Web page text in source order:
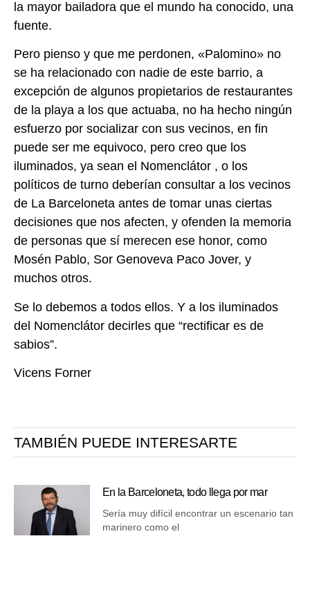
la mayor bailadora que el mundo ha conocido, una
fuente.
Pero pienso y que me perdonen, «Palomino» no
se ha relacionado con nadie de este barrio, a
excepción de algunos propietarios de restaurantes
de la playa a los que actuaba, no ha hecho ningún
esfuerzo por socializar con sus vecinos, en fin
puede ser me equivoco, pero creo que los
iluminados, ya sean el Nomenclátor , o los
políticos de turno deberían consultar a los vecinos
de La Barceloneta antes de tomar unas ciertas
decisiones que nos afecten, y ofenden la memoria
de personas que sí merecen ese honor, como
Mosén Pablo, Sor Genoveva Paco Jover, y
muchos otros.
Se lo debemos a todos ellos. Y a los iluminados
del Nomenclátor decirles que “rectificar es de
sabios”.
Vicens Forner
TAMBIÉN PUEDE INTERESARTE
En la Barceloneta, todo llega por mar
Sería muy difícil encontrar un escenario tan
marinero como el